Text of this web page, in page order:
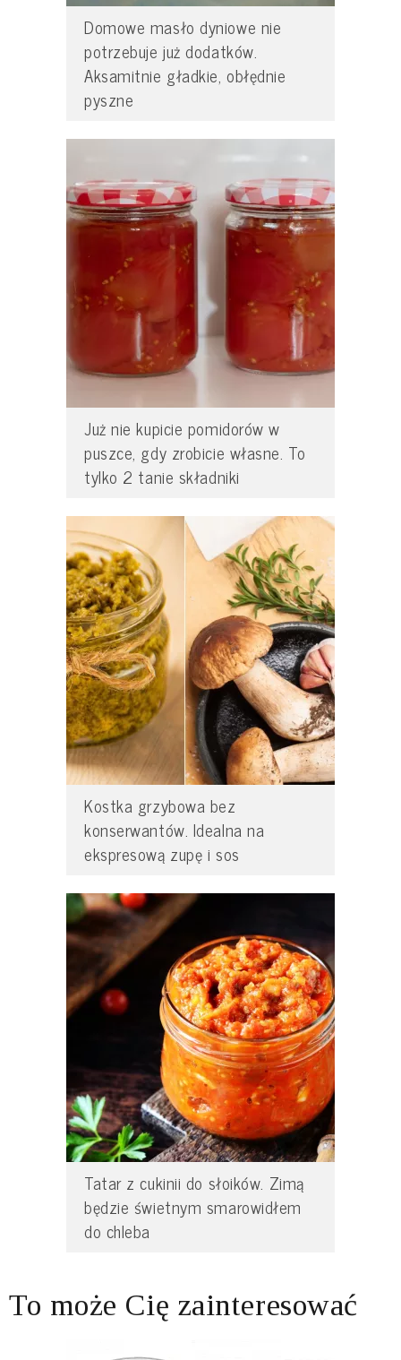
Domowe masło dyniowe nie
potrzebuje już dodatków.
Aksamitnie gładkie, obłędnie
pyszne
Już nie kupicie pomidorów w
puszce, gdy zrobicie własne. To
tylko 2 tanie składniki
Kostka grzybowa bez
konserwantów. Idealna na
ekspresową zupę i sos
Tatar z cukinii do słoików. Zimą
będzie świetnym smarowidłem
do chleba
To może Cię zainteresować